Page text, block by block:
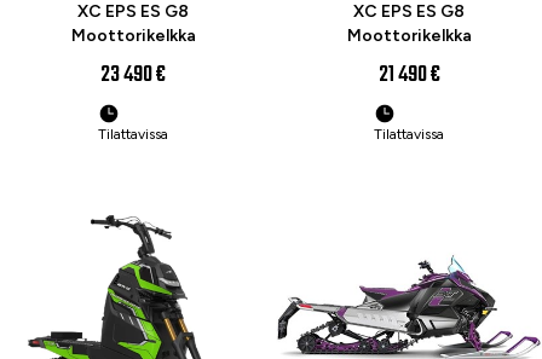
XC EPS ES G8
Moottorikelkka
23 490 €
Tilattavissa
XC EPS ES G8
Moottorikelkka
21 490 €
Tilattavissa